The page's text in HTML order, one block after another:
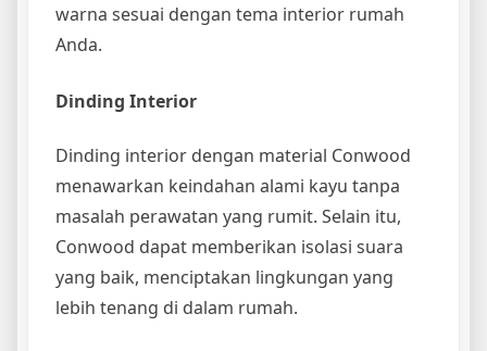
warna sesuai dengan tema interior rumah
Anda.
Dinding Interior
Dinding interior dengan material Conwood
menawarkan keindahan alami kayu tanpa
masalah perawatan yang rumit. Selain itu,
Conwood dapat memberikan isolasi suara
yang baik, menciptakan lingkungan yang
lebih tenang di dalam rumah.